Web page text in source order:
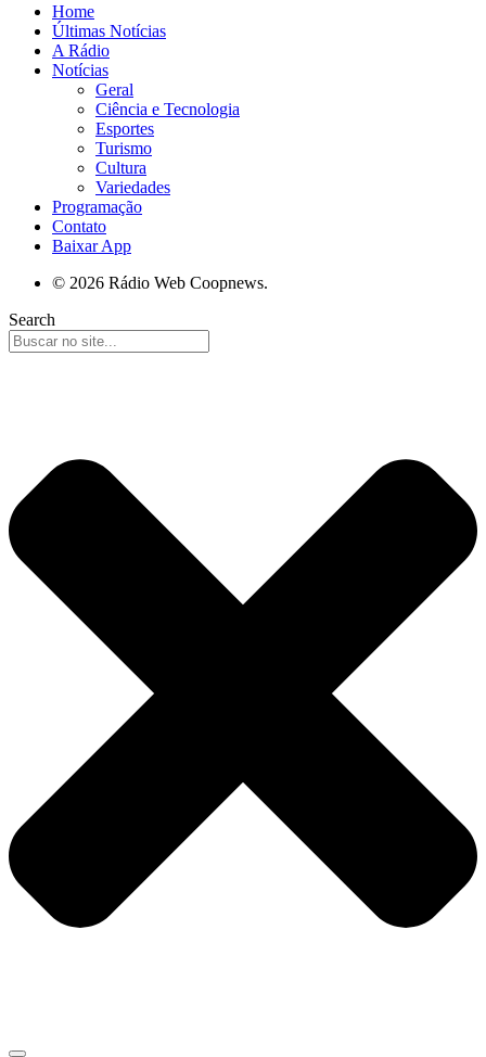
Home
Últimas Notícias
A Rádio
Notícias
Geral
Ciência e Tecnologia
Esportes
Turismo
Cultura
Variedades
Programação
Contato
Baixar App
© 2026 Rádio Web Coopnews.
Search